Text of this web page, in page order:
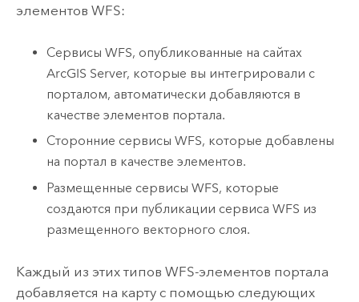
элементов WFS:
Сервисы WFS, опубликованные на сайтах
ArcGIS Server, которые вы интегрировали с
порталом, автоматически добавляются в
качестве элементов портала.
Сторонние сервисы WFS, которые добавлены
на портал в качестве элементов.
Размещенные сервисы WFS, которые
создаются при публикации сервиса WFS из
размещенного векторного слоя.
Каждый из этих типов WFS-элементов портала
добавляется на карту с помощью следующих